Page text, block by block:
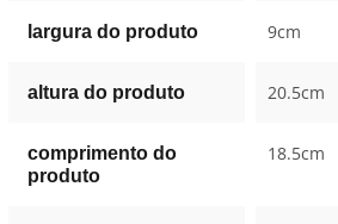
largura do produto 9cm
altura do produto 20.5cm
comprimento do
produto
18.5cm